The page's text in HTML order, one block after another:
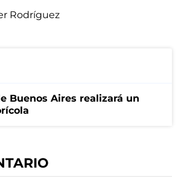
Rodríguez
Buenos Aires realizará un